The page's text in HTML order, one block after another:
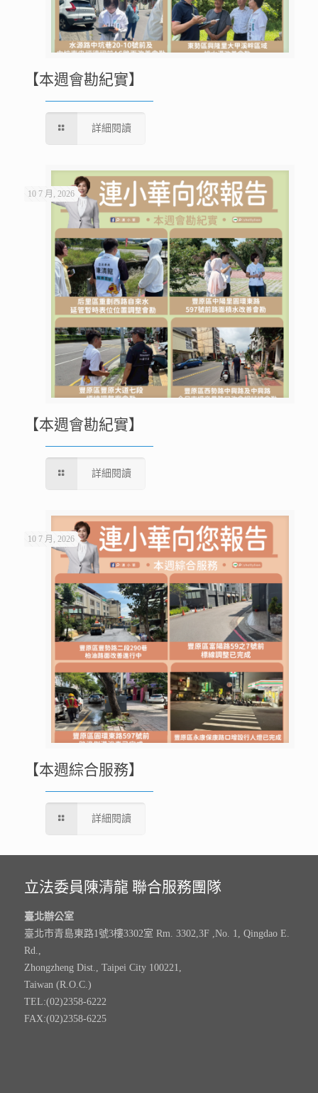
【本週會勘紀實】
詳細閱讀
10 7 月, 2026
【本週會勘紀實】
詳細閱讀
10 7 月, 2026
【本週綜合服務】
詳細閱讀
立法委員陳清龍 聯合服務團隊
臺北辦公室
臺北市青島東路1號3樓3302室 Rm. 3302,3F ,No. 1, Qingdao E.
Rd.,
Zhongzheng Dist., Taipei City 100221,
Taiwan (R.O.C.)
TEL:(02)2358-6222
FAX:(02)2358-6225